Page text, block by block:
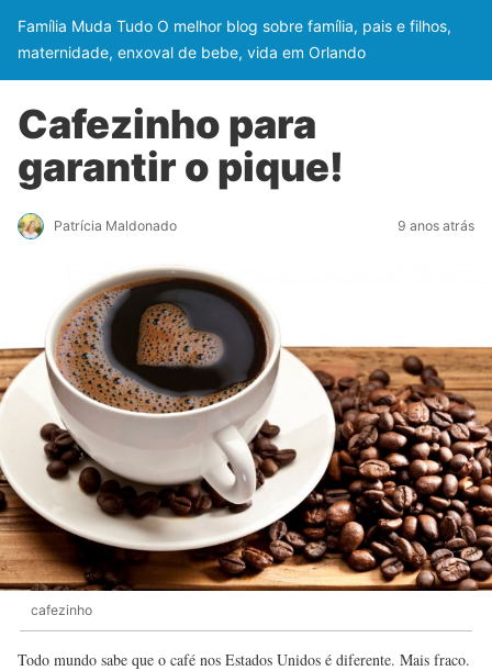
Família Muda Tudo O melhor blog sobre família, pais e filhos,
maternidade, enxoval de bebe, vida em Orlando
Cafezinho para
garantir o pique!
Patrícia Maldonado 9 anos atrás
cafezinho
Todo mundo sabe que o café nos Estados Unidos é diferente. Mais fraco.